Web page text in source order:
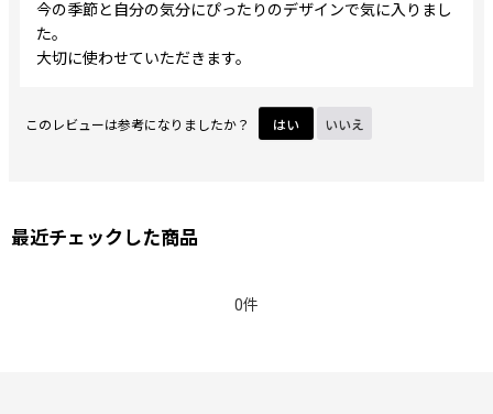
並び順 :
今の季節と自分の気分にぴったりのデザインで気に入りまし
た。
大切に使わせていただきます。
このレビューは参考になりましたか？ はい いいえ
最近チェックした商品
0件